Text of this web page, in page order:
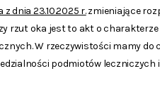
dnia 23.10.2025 r.zmieniające
rzut oka jest to akt o
W rzeczywistości mamy
podmiotów leczniczych